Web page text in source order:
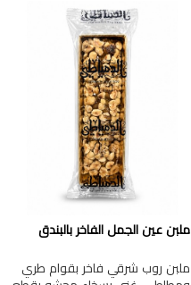
ملبن عين الجمل الفاخر بالبندق
ملبن روب شرقي فاخر بقوام طري